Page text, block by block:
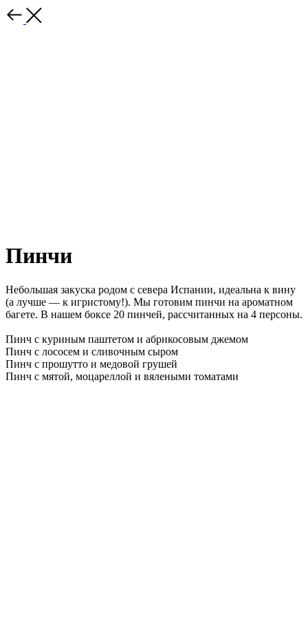
Пинчи
Небольшая закуска родом с севера Испании, идеальна к вину
(а лучше — к игристому!). Мы готовим пинчи на ароматном
багете. В нашем боксе 20 пинчей, рассчитанных на 4 персоны.
Пинч с куриным паштетом и абрикосовым джемом
Пинч с лососем и сливочным сыром
Пинч с прошутто и медовой грушей
Пинч с мятой, моцареллой и вялеными томатами